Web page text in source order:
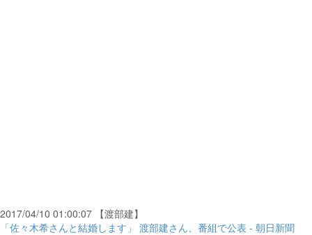
2017/04/10 01:00:07 【渡部建】
「佐々木希さんと結婚します」 渡部建さん、番組で公表 - 朝日新聞